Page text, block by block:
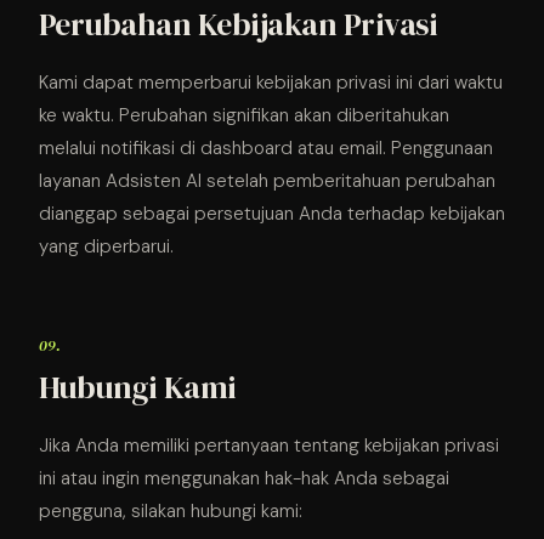
Perubahan Kebijakan Privasi
Kami dapat memperbarui kebijakan privasi ini dari waktu
ke waktu. Perubahan signifikan akan diberitahukan
melalui notifikasi di dashboard atau email. Penggunaan
layanan Adsisten AI setelah pemberitahuan perubahan
dianggap sebagai persetujuan Anda terhadap kebijakan
yang diperbarui.
09.
Hubungi Kami
Jika Anda memiliki pertanyaan tentang kebijakan privasi
ini atau ingin menggunakan hak-hak Anda sebagai
pengguna, silakan hubungi kami: